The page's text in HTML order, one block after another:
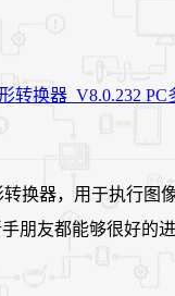
转换器，用于执行
朋友都能够很好的